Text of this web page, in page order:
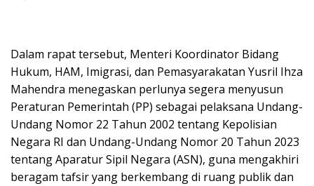
Dalam rapat tersebut, Menteri Koordinator Bidang
Hukum, HAM, Imigrasi, dan Pemasyarakatan Yusril Ihza
Mahendra menegaskan perlunya segera menyusun
Peraturan Pemerintah (PP) sebagai pelaksana Undang-
Undang Nomor 22 Tahun 2002 tentang Kepolisian
Negara RI dan Undang-Undang Nomor 20 Tahun 2023
tentang Aparatur Sipil Negara (ASN), guna mengakhiri
beragam tafsir yang berkembang di ruang publik dan